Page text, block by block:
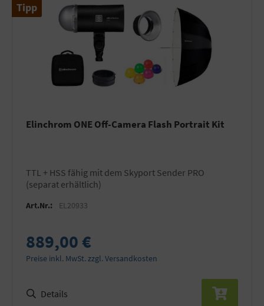
Tipp
Elinchrom ONE Off-Camera Flash Portrait Kit
TTL + HSS fähig mit dem Skyport Sender PRO
(separat erhältlich)
Art.Nr.: EL20933
889,00 €
Preise inkl. MwSt. zzgl. Versandkosten
Details